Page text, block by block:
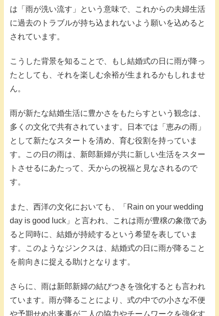
は「雨が洗い流す」という意味で、これからの夫婦生活
に過去のトラブルが持ち込まれないよう願いを込めると
されています。
こうした背景を知ることで、もし結婚式の日に雨が降っ
たとしても、それを楽しむ余裕が生まれるかもしれませ
ん。
雨が新たな結婚生活に豊かさをもたらすという観念は、
多くの文化で共有されています。日本では「恵みの雨」
として新たなスタートを清め、育む役割を持っていま
す。この日の雨は、新郎新婦が共に新しい生活をスター
トさせるにあたって、天からの祝福と見なされるので
す。
また、西洋の文化においても、「Rain on your wedding
day is good luck」と言われ、これは雨が豊穣の象徴であ
ると同時に、結婚が持続するという希望を表していま
す。このようなジンクスは、結婚式の日に雨が降ること
を前向きに捉える助けとなります。
さらに、雨は新郎新婦の結びつきを強化するとも言われ
ています。雨が降ることにより、式の中での小さな不便
や予期せぬ出来事が二人の協力やチームワークを強化す